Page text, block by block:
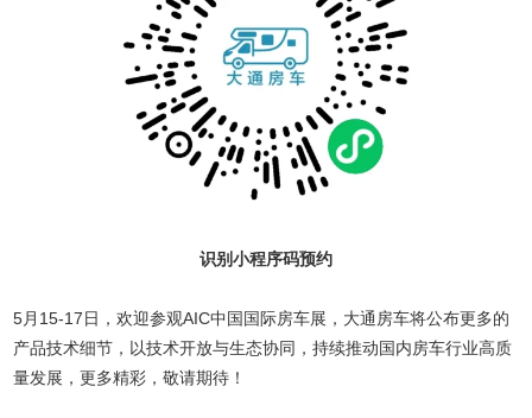
识别小程序码预约
5月15-17日，欢迎参观AIC中国国际房车展，大通房车将公布更多的
产品技术细节，以技术开放与生态协同，持续推动国内房车行业高质
量发展，更多精彩，敬请期待！